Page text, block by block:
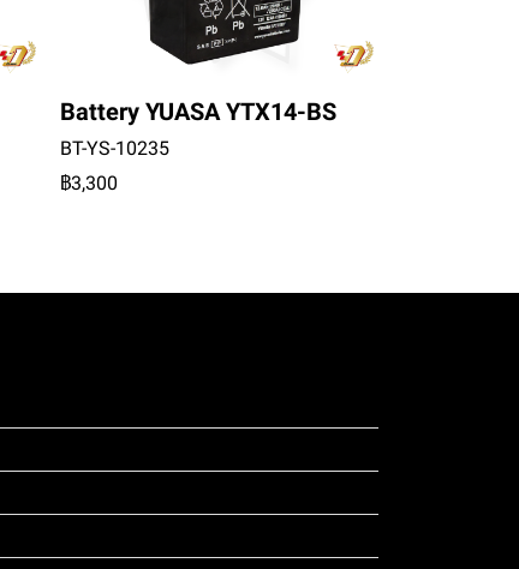
Battery YUASA YTX14-BS
BT-YS-10235
฿3,300